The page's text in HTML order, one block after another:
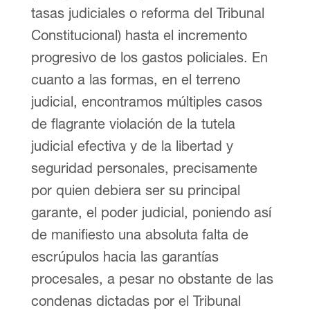
tasas judiciales o reforma del Tribunal
Constitucional) hasta el incremento
progresivo de los gastos policiales. En
cuanto a las formas, en el terreno
judicial, encontramos múltiples casos
de flagrante violación de la tutela
judicial efectiva y de la libertad y
seguridad personales, precisamente
por quien debiera ser su principal
garante, el poder judicial, poniendo así
de manifiesto una absoluta falta de
escrúpulos hacia las garantías
procesales, a pesar no obstante de las
condenas dictadas por el Tribunal